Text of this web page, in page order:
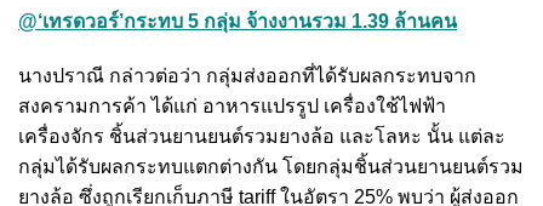
@‘เทรดวอร์’กระทบ 5 กลุ่ม จ้างงานรวม 1.39 ล้านคน
นางปราณี กล่าวต่อว่า กลุ่มส่งออกที่ได้รับผลกระทบจาก
สงครามการค้า ได้แก่ อาหารแปรรูป เครื่องใช้ไฟฟ้า
เครื่องจักร ชิ้นส่วนยานยนต์รวมยางล้อ และโลหะ นั้น แต่ละ
กลุ่มได้รับผลกระทบแตกต่างกัน โดยกลุ่มชิ้นส่วนยานยนต์รวม
ยางล้อ ซึ่งถูกเรียกเก็บภาษี tariff ในอัตรา 25% พบว่า ผู้ส่งออก